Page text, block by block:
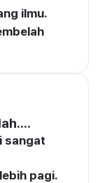
ilmu.
sangat
pagi.